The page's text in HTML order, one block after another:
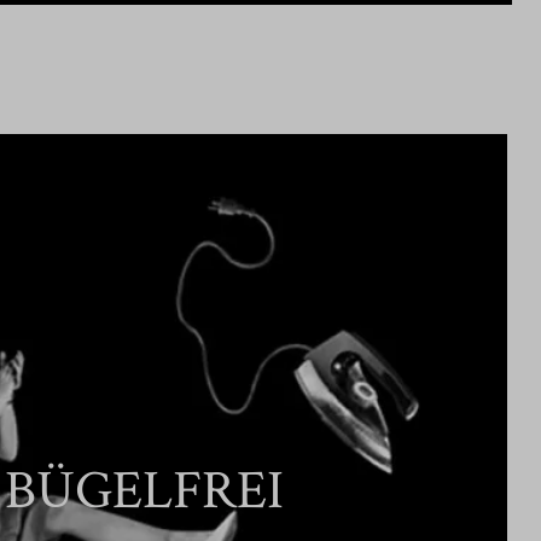
BÜGELFREI